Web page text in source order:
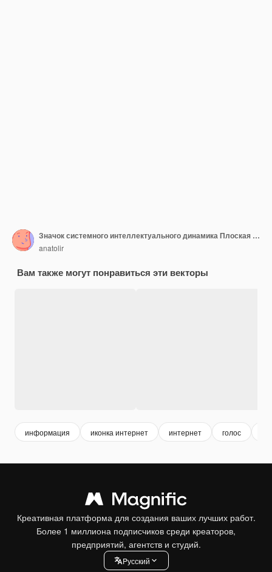
Значок системного интеллектуального динамика Плоская иллюстрация векторного значка системного интеллектуального динамика для веб-дизайна
anatolir
Вам также могут понравиться эти векторы
информация иконка интернет интернет голос
Креативная платформа для создания ваших лучших работ.
Более 1 миллиона подписчиков среди креаторов,
предприятий, агентств и студий.
Pусский